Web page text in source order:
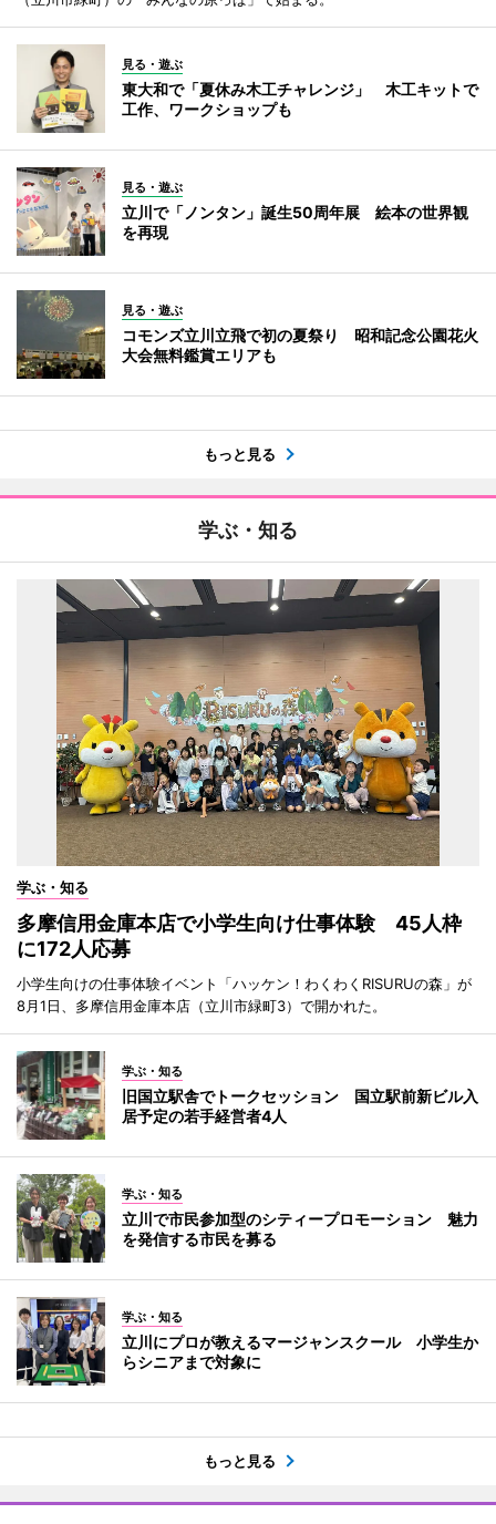
見る・遊ぶ
東大和で「夏休み木工チャレンジ」 木工キットで
工作、ワークショップも
見る・遊ぶ
立川で「ノンタン」誕生50周年展 絵本の世界観
を再現
見る・遊ぶ
コモンズ立川立飛で初の夏祭り 昭和記念公園花火
大会無料鑑賞エリアも
もっと見る
学ぶ・知る
学ぶ・知る
多摩信用金庫本店で小学生向け仕事体験 45人枠
に172人応募
小学生向けの仕事体験イベント「ハッケン！わくわくRISURUの森」が
8月1日、多摩信用金庫本店（立川市緑町3）で開かれた。
学ぶ・知る
旧国立駅舎でトークセッション 国立駅前新ビル入
居予定の若手経営者4人
学ぶ・知る
立川で市民参加型のシティープロモーション 魅力
を発信する市民を募る
学ぶ・知る
立川にプロが教えるマージャンスクール 小学生か
らシニアまで対象に
もっと見る